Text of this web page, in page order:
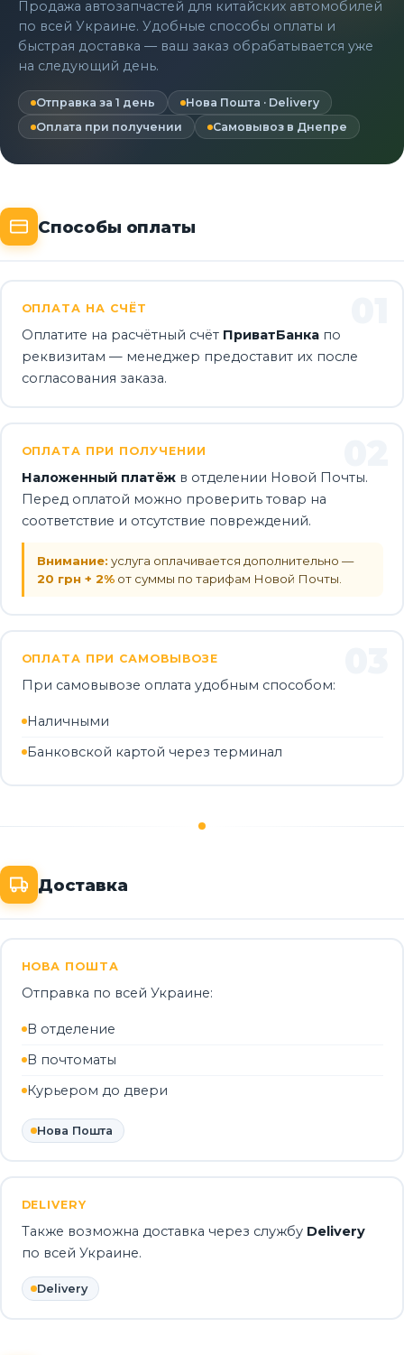
Продажа автозапчастей для китайских автомобилей
по всей Украине. Удобные способы оплаты и
быстрая доставка — ваш заказ обрабатывается уже
на следующий день.
Отправка за 1 день
Нова Пошта · Delivery
Оплата при получении
Самовывоз в Днепре
Способы оплаты
ОПЛАТА НА СЧЁТ
Оплатите на расчётный счёт ПриватБанкапо
реквизитам — менеджер предоставит их после
согласования заказа.
ОПЛАТА ПРИ ПОЛУЧЕНИИ
Наложенный платёжв отделении Новой Почты.
Перед оплатой можно проверить товар на
соответствие и отсутствие повреждений.
Внимание: услуга оплачивается дополнительно —
20 грн + 2%от суммы по тарифам Новой Почты.
ОПЛАТА ПРИ САМОВЫВОЗЕ
При самовывозе оплата удобным способом:
Наличными
Банковской картой через терминал
Доставка
НОВА ПОШТА
Отправка по всей Украине:
В отделение
В почтоматы
Курьером до двери
Нова Пошта
DELIVERY
Также возможна доставка через службу Delivery
по всей Украине.
Delivery